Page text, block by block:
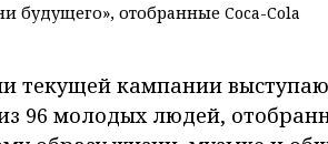
будущего», отобранные Coca-Cola
текущей кампании
96 молодых людей,